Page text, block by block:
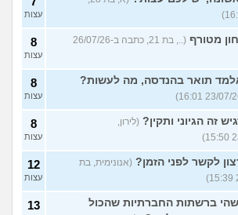
עצות
מטורף
(.., בת 21, כתבה ב-26/07/26
8
עצות
תואר בהנדסה, מה לעשות? 8
עצות
זה הגיוני ותקין? (לירון,
8
עצות
לקשר לפני הזמן? (אנונימית, בת
12
עצות
ברשתות החברתיות שהכול
13